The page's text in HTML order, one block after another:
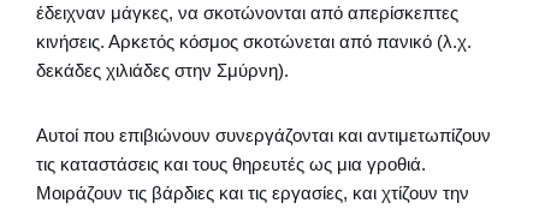
έδειχναν μάγκες, να σκοτώνονται από απερίσκεπτες
κινήσεις. Αρκετός κόσμος σκοτώνεται από πανικό (λ.χ.
δεκάδες χιλιάδες στην Σμύρνη).
Αυτοί που επιβιώνουν συνεργάζονται και αντιμετωπίζουν
τις καταστάσεις και τους θηρευτές ως μια γροθιά.
Μοιράζουν τις βάρδιες και τις εργασίες, και χτίζουν την